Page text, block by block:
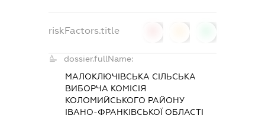
riskFactors.title
dossier.fullName:
МАЛОКЛЮЧІВСЬКА СІЛЬСЬКА
ВИБОРЧА КОМІСІЯ
КОЛОМИЙСЬКОГО РАЙОНУ
ІВАНО-ФРАНКІВСЬКОЇ ОБЛАСТІ